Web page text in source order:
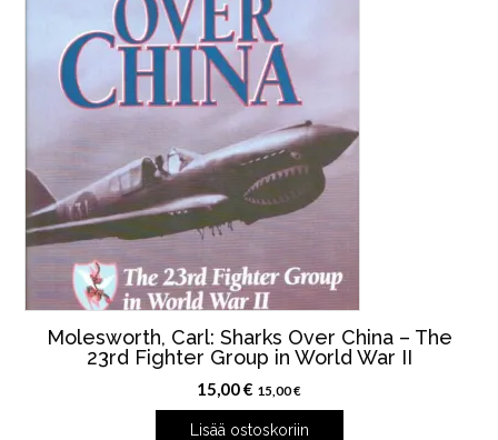
Molesworth, Carl: Sharks Over China – The
23rd Fighter Group in World War II
15,00€ 15,00€
Lisää ostoskoriin